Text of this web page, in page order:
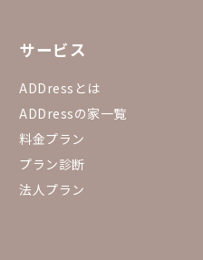
サービス
ADDressとは
ADDressの家一覧
料金プラン
プラン診断
法人プラン